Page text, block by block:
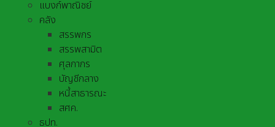
แบงก์พาณิชย์
คลัง
สรรพกร
สรรพสามิต
ศุลกากร
บัญชีกลาง
หนี้สาธารณะ
สศค.
ธปท.